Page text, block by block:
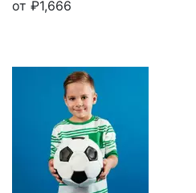
от ₽1,666